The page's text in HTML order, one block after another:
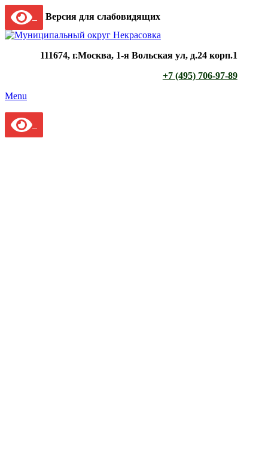
Версия для слабовидящих
111674, г.Москва, 1-я Вольская ул, д.24 корп.1
+7 (495) 706-97-89
Menu